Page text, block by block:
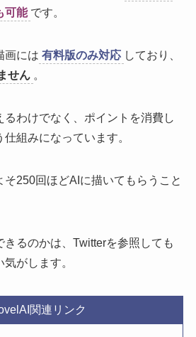
可能 です。
画には 有料版のみ対応 しており、
せん 。
わけでなく、ポイントを消費し
組みになっています。
250回ほどAIに描いてもらうこと
るのかは、Twitterを参照しても
がします。
関連リンク